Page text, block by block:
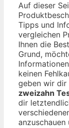
Auf dieser
Tipps und
vergleichen
Ihnen die
Grund,
keinen
geben wir dir
zweizahn
dir
anzuschauen